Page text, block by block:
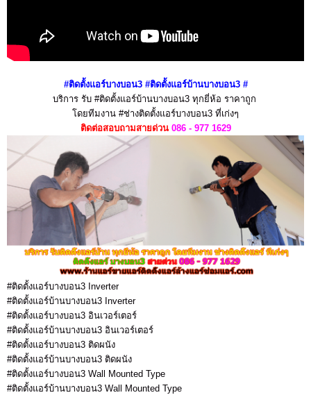
#ติดตั้งแอร์บางบอน3 #ติดตั้งแอร์บ้านบางบอน3#
บริการ รับ #ติดตั้งแอร์บ้านบางบอน3 ทุกยี่ห้อ ราคาถูก
โดยทีมงาน #ช่างติดตั้งแอร์บางบอน3 ที่เก่งๆ
ติดต่อสอบถามสายด่วน 086 - 977 1629
#ติดตั้งแอร์บางบอน3 Inverter
#ติดตั้งแอร์บ้านบางบอน3 Inverter
#ติดตั้งแอร์บางบอน3 อินเวอร์เตอร์
#ติดตั้งแอร์บ้านบางบอน3 อินเวอร์เตอร์
#ติดตั้งแอร์บางบอน3 ติดผนัง
#ติดตั้งแอร์บ้านบางบอน3 ติดผนัง
#ติดตั้งแอร์บางบอน3 Wall Mounted Type
#ติดตั้งแอร์บ้านบางบอน3 Wall Mounted Type